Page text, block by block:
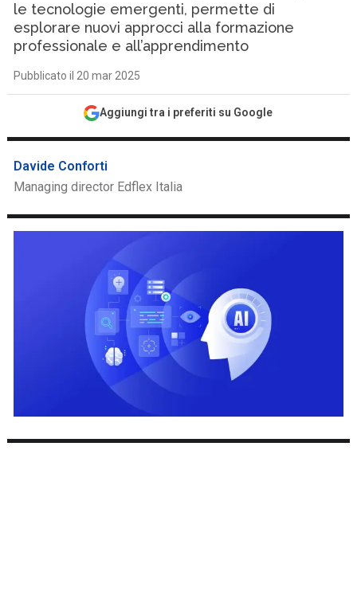
le tecnologie emergenti, permette di
esplorare nuovi approcci alla formazione
professionale e all’apprendimento
Pubblicato il 20 mar 2025
Aggiungi tra i preferiti su Google
Davide Conforti
Managing director Edflex Italia